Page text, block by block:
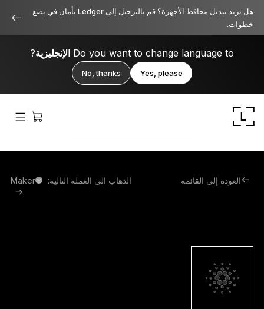
هل تريد تبديل محافظ الأجهزة؟ قم بالترحيل إلى Ledger بأمان في بضع
خطوات.
Do you want to change language to الإنجليزية?
Yes, please
No, thanks
العودة إلى القائمة الذهاب الى العملة التالية: Maker